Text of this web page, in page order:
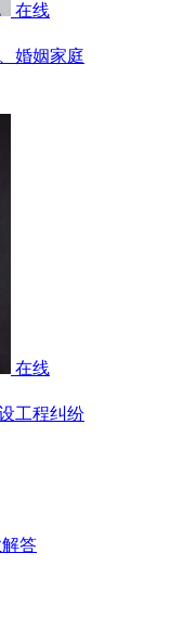
在线
婚姻家庭
在线
工程纠纷
答